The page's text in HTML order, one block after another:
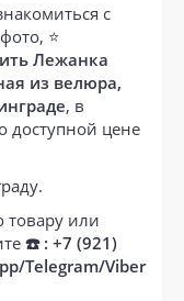
с
⭐
Лежанка
из велюра,
, в
доступной цене
товару или
☎️ : +7 (921)
Telegram/Viber